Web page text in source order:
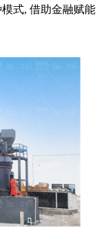
式, 借助金融赋能